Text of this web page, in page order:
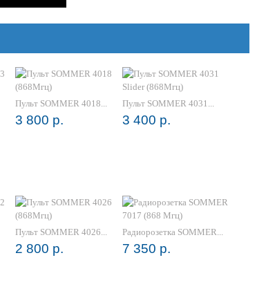
Пульт SOMMER 4018...
3 800 р.
Пульт SOMMER 4031...
3 400 р.
Пульт SOMMER 4026...
2 800 р.
Радиорозетка SOMMER...
7 350 р.